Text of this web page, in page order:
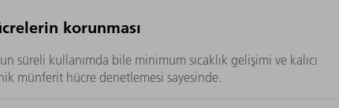
korunması
süreli kullanımda bile minimum sıcaklık gelişimi ve kalıcı
münferit hücre denetlemesi sayesinde.